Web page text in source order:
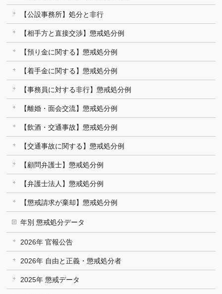
【公設事務所】処分と非行
【相手方と直接交渉】懲戒処分例
【預り金に関する】懲戒処分例
【着手金に関する】懲戒処分例
【事務員に対する非行】懲戒処分例
【離婚・面会交流】懲戒処分例
【飲酒・交通事故】懲戒処分例
【交通事故に関する】懲戒処分例
【顧問弁護士】懲戒処分例
【弁護士法人】懲戒処分例
【懲戒請求が棄却】懲戒処分例
年別 懲戒処分データ
2026年 官報公告
2026年 自由と正義・懲戒処分者
2025年 懲戒データ